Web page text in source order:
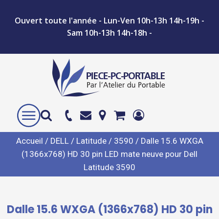
Ouvert toute l'année - Lun-Ven 10h-13h 14h-19h -
Sam 10h-13h 14h-18h -
Accueil / DELL/ Latitude/ 3590 / Dalle 15.6 WXGA
(1366x768) HD 30 pin LED mate neuve pour Dell
Latitude 3590
Dalle 15.6 WXGA (1366x768) HD 30 pin